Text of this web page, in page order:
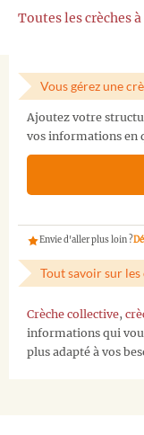
Toutes les crèches
Vous gérez une
Ajoutez votre
vos informations en
Envie d'aller plus loin ?
Tout savoir sur les
Crèche collective,
informations qui
plus adapté à vos